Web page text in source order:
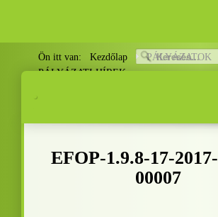
Ön itt van: Kezdőlap PÁLYÁZATOK
PÁLYÁZATI HÍREK
.
EFOP-1.9.8-17-2017-
00007